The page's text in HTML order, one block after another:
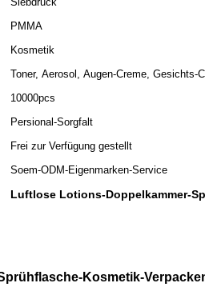
PMMA
Kosmetik
Toner, Aerosol, Augen-Creme, Gesichts-
10000pcs
Persional-Sorgfalt
Frei zur Verfügung gestellt
Soem-ODM-Eigenmarken-Service
Luftlose Lotions-Doppelkammer-
Kosmetik-